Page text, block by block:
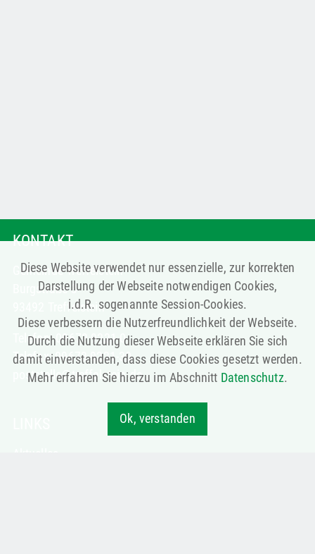
KONTAKT
Gemeinde Treffelstein
Burgstraße 3
93492 Treffelstein
Telefon: 09673 9221-0
Telefax: 09673 9221-30
poststelle@treffelstein.de
Diese Website verwendet nur essenzielle, zur korrekten
Darstellung der Webseite notwendigen Cookies,
i.d.R. sogenannte Session-Cookies.
Diese verbessern die Nutzerfreundlichkeit der Webseite.
Durch die Nutzung dieser Webseite erklären Sie sich
damit einverstanden, dass diese Cookies gesetzt werden.
Mehr erfahren Sie hierzu im Abschnitt Datenschutz.
Ok, verstanden